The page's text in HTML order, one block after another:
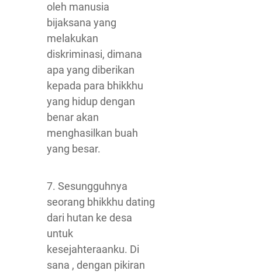
oleh manusia
bijaksana yang
melakukan
diskriminasi, dimana
apa yang diberikan
kepada para bhikkhu
yang hidup dengan
benar akan
menghasilkan buah
yang besar.
7. Sesungguhnya
seorang bhikkhu dating
dari hutan ke desa
untuk
kesejahteraanku. Di
sana , dengan pikiran